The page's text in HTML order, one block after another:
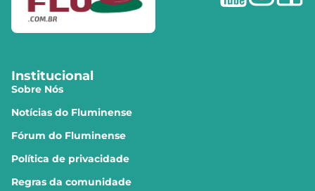
Institucional
Sobre Nós
Notícias do Fluminense
Fórum do Fluminense
Política de privacidade
Regras da comunidade